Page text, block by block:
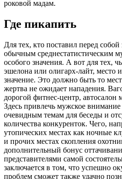
роковой мадам.
Где пикапить
Для тех, кто поставил перед собой
обычным среднестатистическим
особого значения. А вот для тех,
эшелона или олигарх-лайт, место
значение. Это должно быть то
жертва не ожидает нападения.
дорогой фитнес-центр, автосалон
Здесь привлечь мужское внимание
очевидным темам для беседы и
количества конкуренток. Чего,
утопических местах как ночные
и прочих местах скопления
дополнительный бонус
представителями самой
заключается в том, что успешно
проблем сможет также удачно